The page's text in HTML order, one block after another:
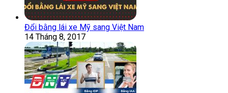
Đổi bằng lái xe Mỹ sang Việt Nam
14 Tháng 8, 2017